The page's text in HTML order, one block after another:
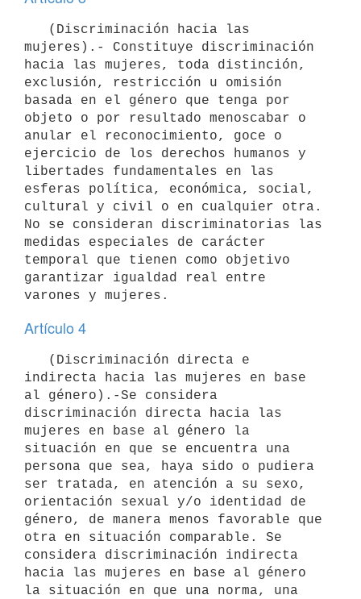
mujeres).- Constituye discriminación
hacia las mujeres, toda distinción,
exclusión, restricción u omisión
basada en el género que tenga por
objeto o por resultado menoscabar o
anular el reconocimiento, goce o
ejercicio de los derechos humanos y
libertades fundamentales en las
esferas política, económica, social,
cultural y civil o en cualquier otra.
No se consideran discriminatorias las
medidas especiales de carácter
temporal que tienen como objetivo
garantizar igualdad real entre
Artículo 4
indirecta hacia las mujeres en base
al género).-Se considera
discriminación directa hacia las
mujeres en base al género la
situación en que se encuentra una
persona que sea, haya sido o pudiera
ser tratada, en atención a su sexo,
orientación sexual y/o identidad de
género, de manera menos favorable que
otra en situación comparable. Se
considera discriminación indirecta
hacia las mujeres en base al género
la situación en que una norma, una